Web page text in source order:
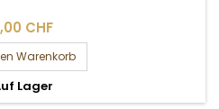
CHF
Warenkorb
Lager